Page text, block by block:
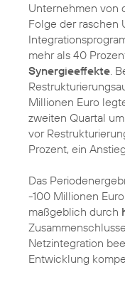
Unternehmen von
Folge der raschen
mehr als 40
Synergieeffekte.
Millionen Euro
zweiten Quartal
vor
Prozent, ein
Das
-100 Millionen
maßgeblich durch
Netzintegration
Entwicklung